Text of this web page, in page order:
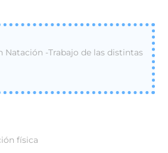
-Trabajo de las distintas
física